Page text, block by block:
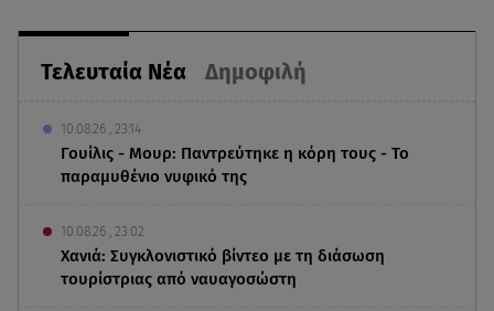
Τελευταία Νέα Δημοφιλή
10.08.26 , 23:14
Γουίλις - Μουρ: Παντρεύτηκε η κόρη τους - Το
παραμυθένιο νυφικό της
10.08.26 , 23:02
Χανιά: Συγκλονιστικό βίντεο με τη διάσωση
τουρίστριας από ναυαγοσώστη